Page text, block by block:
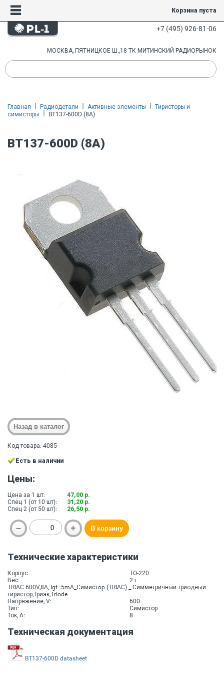
Корзина пуста
+7 (495) 926-81-06
МОСКВА, ПЯТНИЦКОЕ Ш.,18 ТК МИТИНСКИЙ РАДИОРЫНОК
Главная Радиодетали Активные элементы
Тиристоры и
симисторы
BT137-600D (8A)
BT137-600D (8A)
Код товара: 4085
Есть в наличии
Цены:
Цена за 1 шт:
47,00 р.
Спец 1 (от 10 шт):
31,20 р.
Спец 2 (от 50 шт):
26,50 р.
Технические характеристики
Корпус
TO-220
Вес
2 г
TRIAC 600V,8A, Igt=5mA_Симистop (TRIAC) _ Cимметричный триодный
тиристор,Триак,Triode
Напряжение, V:
600
Тип:
Симистор
Ток, A:
8
Техническая документация
BT137-600D datasheet